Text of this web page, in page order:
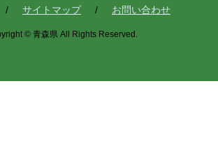
サイトマップ お問い合わせ
© 青森県 All Rights Reserved.